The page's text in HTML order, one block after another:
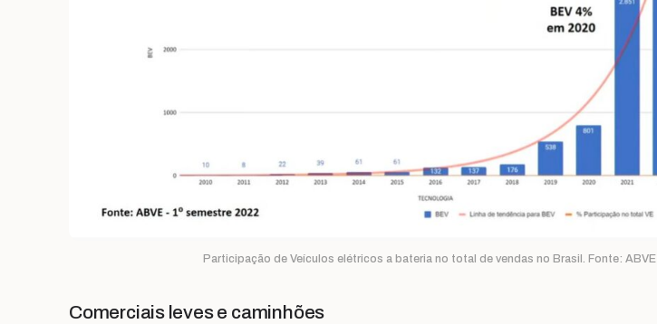
Participação de Veículos elétricos a bateria no total de vendas no Brasil. Fonte: ABVE
Comerciais leves e caminhões